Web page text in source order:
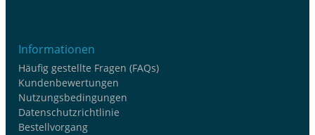
Informationen
Häufig gestellte Fragen (FAQs)
Kundenbewertungen
Nutzungsbedingungen
Datenschutzrichtlinie
Bestellvorgang